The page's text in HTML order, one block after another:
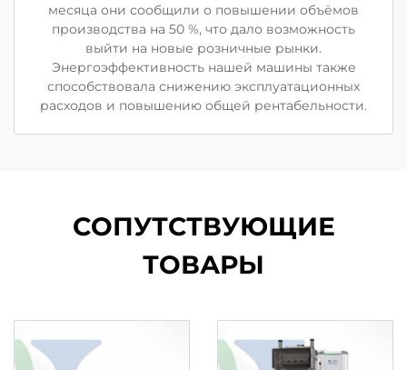
месяца они сообщили о повышении объёмов
производства на 50 %, что дало возможность
выйти на новые розничные рынки.
Энергоэффективность нашей машины также
способствовала снижению эксплуатационных
расходов и повышению общей рентабельности.
СОПУТСТВУЮЩИЕ
ТОВАРЫ